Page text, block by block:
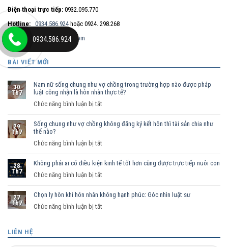
Điện thoại trực tiếp: 0932.095.770
Hotline: 0934.586.924 hoặc 0924. 298.268
Email:
maitt.lssg@gmail.com
BÀI VIẾT MỚI
30
Th7
Nam nữ sống chung như vợ chồng trong trường hợp nào được pháp
luật công nhận là hôn nhân thực tế?
Chức năng bình luận bị tắt
nữ
vợ
trường
pháp
29
Th7
Sống chung như vợ chồng không đăng ký kết hôn thì tài sản chia như
thế nào?
Chức năng bình luận bị tắt
chung
chồng
hôn
28
Th7
Không phải ai có điều kiện kinh tế tốt hơn cũng được trực tiếp nuôi con
Chức năng bình luận bị tắt
phải
kiện
27
Th7
Chọn ly hôn khi hôn nhân không hạnh phúc: Góc nhìn luật sư
Chức năng bình luận bị tắt
hôn
LIÊN HỆ
0934.586.924